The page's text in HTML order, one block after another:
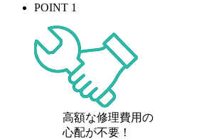
POINT 1
高額な修理費用の
心配が不要！